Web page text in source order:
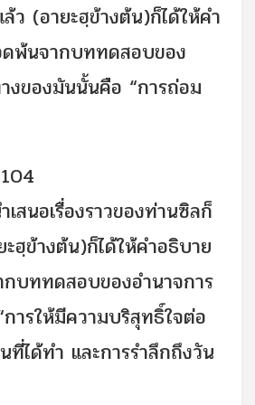
ว (อายะฮฺข้างต้น)ก็ได้ให้คำ
ดพ้นจากบททดสอบของ
งของมันนั้นคือ “การถ่อม
เสนอเรื่องราวของท่านซิลก็
ฮฺข้างต้น)ก็ได้ให้คำอธิบาย
บททดสอบของอำนาจการ
ารให้มีความบริสุทธิ์ใจต่อ
ที่ได้ทำ และการรำลึกถึงวัน